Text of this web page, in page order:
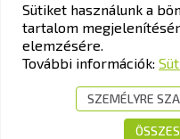
KAV KÖZLEKEDÉSI
Cím:1033 Budapest,
+36-1-510-0101
info@kavk.hu
Sütiket használunk a
tartalom
elemzésére.
További információk:
SZEMÉLYRE